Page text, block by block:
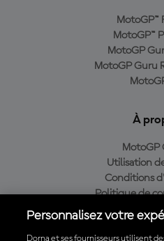
MotoGP™
MotoGP™
MotoGP
MotoGP Guru
À
MotoGP
Utilisation
Conditions
Politique de
Politique
Personnalisez votre
Dorna et ses fournisseurs utilisent